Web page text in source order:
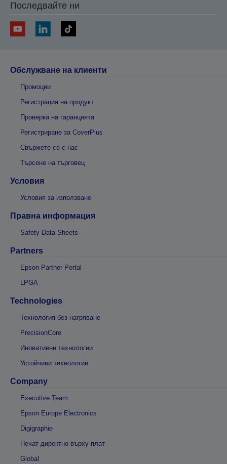
Последвайте ни
Обслужване на клиенти
Промоции
Регистрация на продукт
Проверка на гаранцията
Регистриране за CoverPlus
Свържете се с нас
Търсене на търговец
Условия
Условия за използване
Правна информация
Safety Data Sheets
Partners
Epson Partner Portal
LPGA
Technologies
Технология без нагряване
PrecisionCore
Иновативни технологии
Устойчиви технологии
Company
Executive Team
Epson Europe Electronics
Digigraphie
Печат директно върху плат
Global